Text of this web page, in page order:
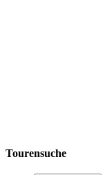
Tourensuche